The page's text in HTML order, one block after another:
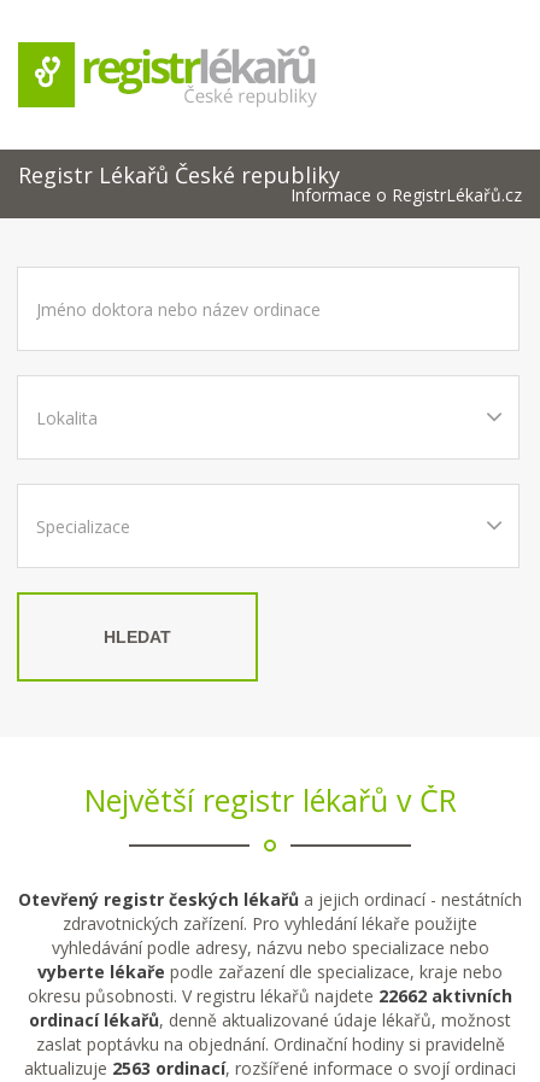
Registr Lékařů České republiky
Informace o RegistrLékařů.cz
HLEDAT
Největší registr lékařů v ČR
Otevřený registr českých lékařů a jejich ordinací - nestátních
zdravotnických zařízení. Pro vyhledání lékaře použijte
vyhledávání podle adresy, názvu nebo specializace nebo
vyberte lékaře podle zařazení dle specializace, kraje nebo
okresu působnosti. V registru lékařů najdete 22662 aktivních
ordinací lékařů, denně aktualizované údaje lékařů, možnost
zaslat poptávku na objednání. Ordinační hodiny si pravidelně
aktualizuje 2563 ordinací, rozšířené informace o svojí ordinaci